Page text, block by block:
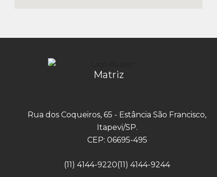
Matriz
Rua dos Coqueiros, 65 - Estância São Francisco,
Itapevi/SP.
CEP: 06695-495
(11) 4144-9220(11) 4144-9244